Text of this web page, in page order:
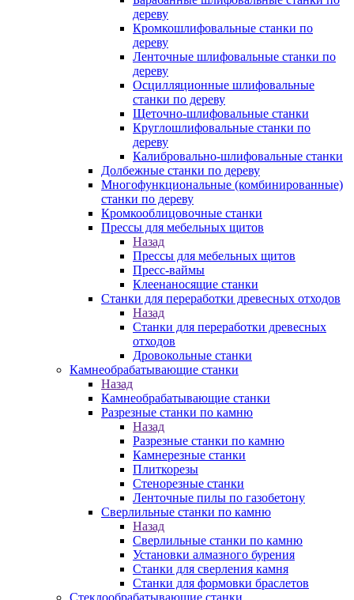
дереву
Кромкошлифовальные станки по
дереву
Ленточные шлифовальные станки по
дереву
Осцилляционные шлифовальные
станки по дереву
Щеточно-шлифовальные станки
Круглошлифовальные станки по
дереву
Калибровально-шлифовальные станки
Долбежные станки по дереву
Многофункциональные (комбинированные)
станки по дереву
Кромкооблицовочные станки
Прессы для мебельных щитов
Назад
Прессы для мебельных щитов
Пресс-ваймы
Клеенаносящие станки
Станки для переработки древесных отходов
Назад
Станки для переработки древесных
отходов
Дровокольные станки
Камнеобрабатывающие станки
Назад
Камнеобрабатывающие станки
Разрезные станки по камню
Назад
Разрезные станки по камню
Камнерезные станки
Плиткорезы
Стенорезные станки
Ленточные пилы по газобетону
Сверлильные станки по камню
Назад
Сверлильные станки по камню
Установки алмазного бурения
Станки для сверления камня
Станки для формовки браслетов
Стеклообрабатывающие станки